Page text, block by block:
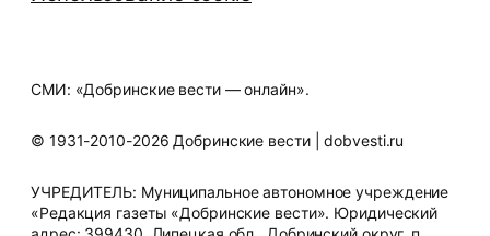
СМИ: «Добринские вести — онлайн».
© 1931-2010-2026 Добринские вести | dobvesti.ru
УЧРЕДИТЕЛЬ: Муниципальное автономное учреждение
«Редакция газеты «Добринские вести». Юридический